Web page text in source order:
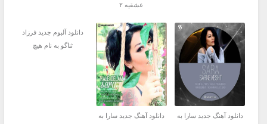
عشقیه ۲
دانلود آهنگ جدید سارا به
دانلود آهنگ جدید سارا به
دانلود آلبوم جدید فرزاد
ثناگو به نام هیچ